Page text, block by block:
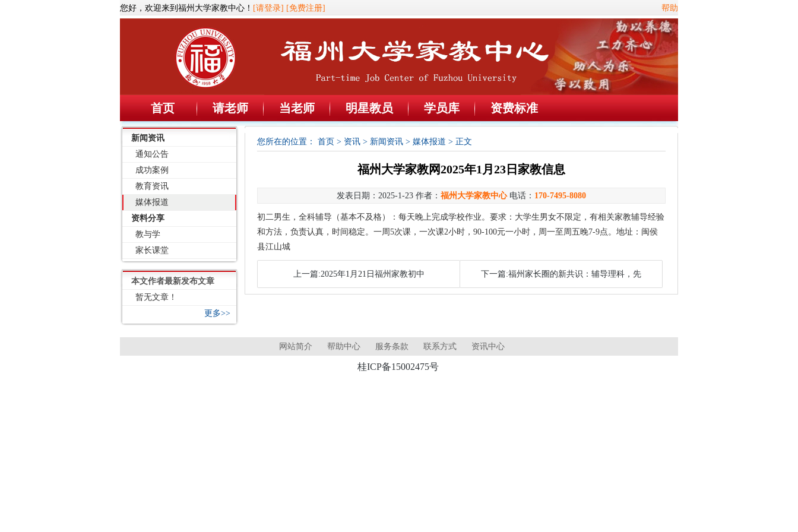
您好，欢迎来到福州大学家教中心！ [请登录] [免费注册] 帮助
首页 请老师 当老师 明星教员 学员库 资费标准
新闻资讯
通知公告
成功案例
教育资讯
媒体报道
资料分享
教与学
家长课堂
本文作者最新发布文章
暂无文章！
更多>>
您所在的位置： 首页 > 资讯 > 新闻资讯 > 媒体报道 > 正文
福州大学家教网2025年1月23日家教信息
发表日期：2025-1-23 作者： 福州大学家教中心电话： 170-7495-8080
初二男生，全科辅导（基本不及格）：每天晚上完成学校作业。要求：大学生男女不限定，有相关家教辅导经验
和方法，负责认真，时间稳定。一周5次课，一次课2小时，90-100元一小时，周一至周五晚7-9点。地址：闽侯
县江山城
上一篇:2025年1月21日福州家教初中 下一篇:福州家长圈的新共识：辅导理科，先
网站简介 帮助中心 服务条款 联系方式 资讯中心
桂ICP备15002475号